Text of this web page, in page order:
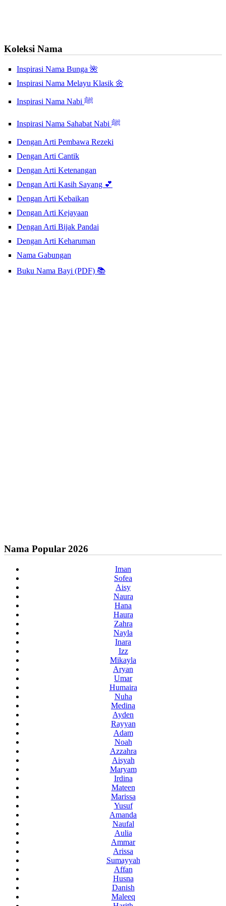
Koleksi Nama
Inspirasi Nama Bunga 🌺
Inspirasi Nama Melayu Klasik 🌼
Inspirasi Nama Nabi ﷺ
Inspirasi Nama Sahabat Nabi ﷺ
Dengan Arti Pembawa Rezeki
Dengan Arti Cantik
Dengan Arti Ketenangan
Dengan Arti Kasih Sayang 💕
Dengan Arti Kebaikan
Dengan Arti Kejayaan
Dengan Arti Bijak Pandai
Dengan Arti Keharuman
Nama Gabungan
Buku Nama Bayi (PDF) 📚
Nama Popular 2026
Iman
Sofea
Aisy
Naura
Hana
Haura
Zahra
Nayla
Inara
Izz
Mikayla
Aryan
Umar
Humaira
Nuha
Medina
Ayden
Rayyan
Adam
Noah
Azzahra
Aisyah
Maryam
Irdina
Mateen
Marissa
Yusuf
Amanda
Naufal
Aulia
Ammar
Arissa
Sumayyah
Affan
Husna
Danish
Maleeq